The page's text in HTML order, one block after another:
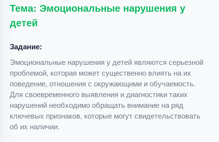
Тема: Эмоциональные нарушения у
детей
Задание:
Эмоциональные нарушения у детей являются серьезной
проблемой, которая может существенно влиять на их
поведение, отношения с окружающими и обучаемость.
Для своевременного выявления и диагностики таких
нарушений необходимо обращать внимание на ряд
ключевых признаков, которые могут свидетельствовать
об их наличии.